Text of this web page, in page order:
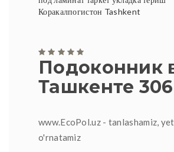
Подоконник
Ташкенте 306
www.EcoPol.uz - tanlashamiz,
o'rnatamiz